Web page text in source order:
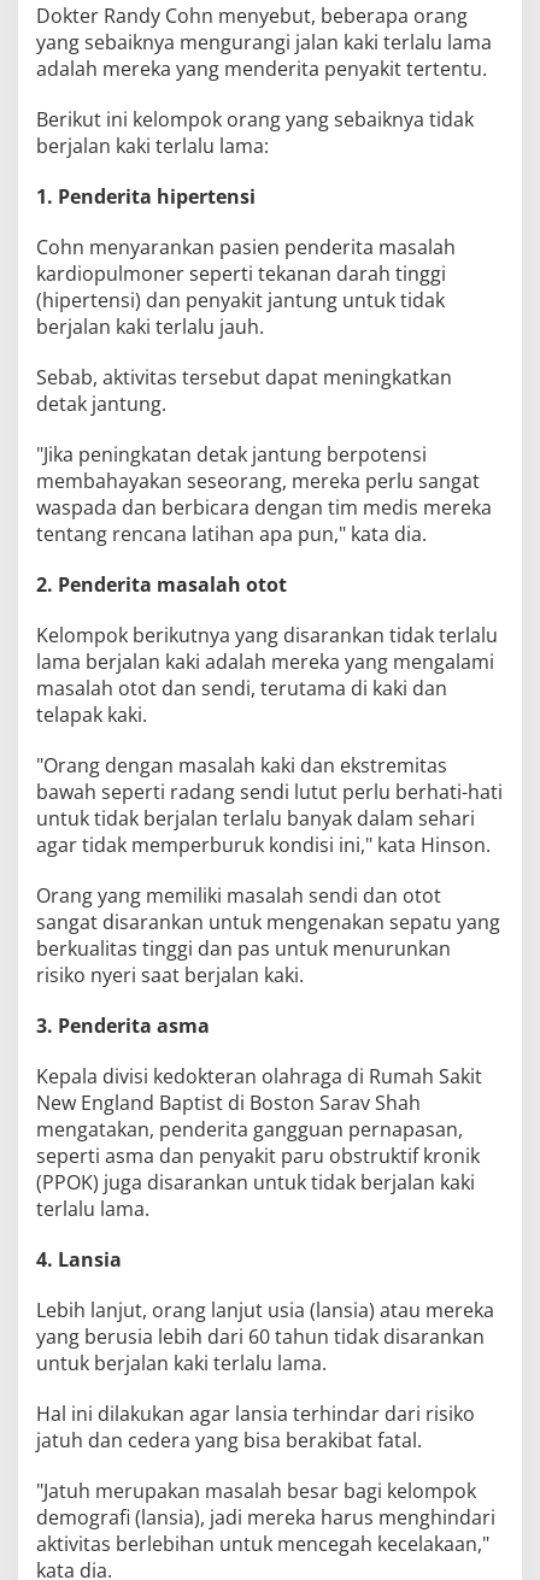
Dokter Randy Cohn menyebut, beberapa orang
yang sebaiknya mengurangi jalan kaki terlalu lama
adalah mereka yang menderita penyakit tertentu.
Berikut ini kelompok orang yang sebaiknya tidak
berjalan kaki terlalu lama:
1. Penderita hipertensi
Cohn menyarankan pasien penderita masalah
kardiopulmoner seperti tekanan darah tinggi
(hipertensi) dan penyakit jantung untuk tidak
berjalan kaki terlalu jauh.
Sebab, aktivitas tersebut dapat meningkatkan
detak jantung.
"Jika peningkatan detak jantung berpotensi
membahayakan seseorang, mereka perlu sangat
waspada dan berbicara dengan tim medis mereka
tentang rencana latihan apa pun," kata dia.
2. Penderita masalah otot
Kelompok berikutnya yang disarankan tidak terlalu
lama berjalan kaki adalah mereka yang mengalami
masalah otot dan sendi, terutama di kaki dan
telapak kaki.
"Orang dengan masalah kaki dan ekstremitas
bawah seperti radang sendi lutut perlu berhati-hati
untuk tidak berjalan terlalu banyak dalam sehari
agar tidak memperburuk kondisi ini," kata Hinson.
Orang yang memiliki masalah sendi dan otot
sangat disarankan untuk mengenakan sepatu yang
berkualitas tinggi dan pas untuk menurunkan
risiko nyeri saat berjalan kaki.
3. Penderita asma
Kepala divisi kedokteran olahraga di Rumah Sakit
New England Baptist di Boston Sarav Shah
mengatakan, penderita gangguan pernapasan,
seperti asma dan penyakit paru obstruktif kronik
(PPOK) juga disarankan untuk tidak berjalan kaki
terlalu lama.
4. Lansia
Lebih lanjut, orang lanjut usia (lansia) atau mereka
yang berusia lebih dari 60 tahun tidak disarankan
untuk berjalan kaki terlalu lama.
Hal ini dilakukan agar lansia terhindar dari risiko
jatuh dan cedera yang bisa berakibat fatal.
"Jatuh merupakan masalah besar bagi kelompok
demografi (lansia), jadi mereka harus menghindari
aktivitas berlebihan untuk mencegah kecelakaan,"
kata dia.